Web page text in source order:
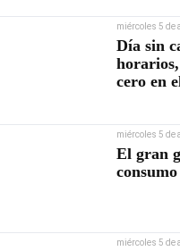
miércoles 5 de
Día sin
cero en
miércoles 5 de
El gran
consumo
miércoles 5 de